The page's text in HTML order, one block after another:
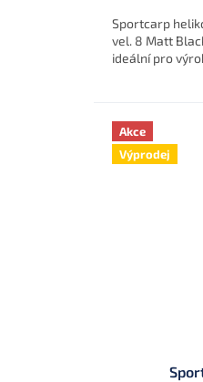
Sportcarp
vel. 8 Matt
ideální pro
Akce
Výprodej